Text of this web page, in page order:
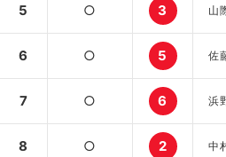
5 ○ 3 山
6 ○ 5 佐
7 ○ 6
8 ○ 2 中